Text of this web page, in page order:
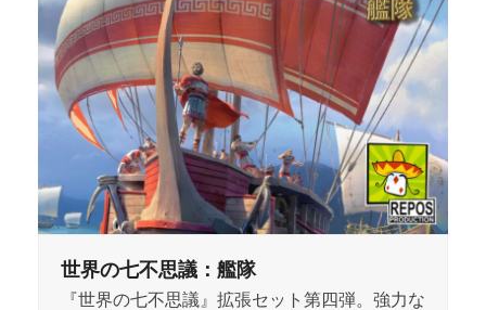
世界の七不思議：艦隊
『世界の七不思議』拡張セット第四弾。強力な